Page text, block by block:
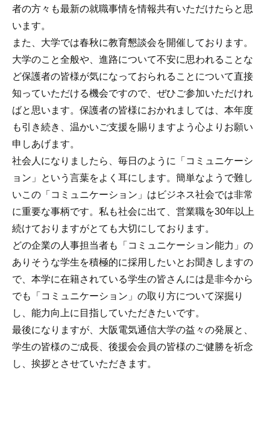
者の方々も最新の就職事情を情報共有いただけたらと思
います。
また、大学では春秋に教育懇談会を開催しております。
大学のこと全般や、進路について不安に思われることな
ど保護者の皆様が気になっておられることについて直接
知っていただける機会ですので、ぜひご参加いただけれ
ばと思います。保護者の皆様におかれましては、本年度
も引き続き、温かいご支援を賜りますよう心よりお願い
申しあげます。
社会人になりましたら、毎日のように「コミュニケーシ
ョン」という言葉をよく耳にします。簡単なようで難し
いこの「コミュニケーション」はビジネス社会では非常
に重要な事柄です。私も社会に出て、営業職を30年以上
続けておりますがとても大切にしております。
どの企業の人事担当者も「コミュニケーション能力」の
ありそうな学生を積極的に採用したいとお聞きしますの
で、本学に在籍されている学生の皆さんには是非今から
でも「コミュニケーション」の取り方について深掘り
し、能力向上に目指していただきたいです。
最後になりますが、大阪電気通信大学の益々の発展と、
学生の皆様のご成長、後援会会員の皆様のご健勝を祈念
し、挨拶とさせていただきます。